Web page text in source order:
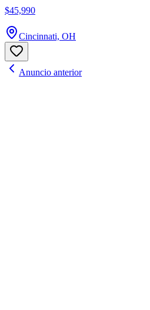
$45,990
Cincinnati, OH
Anuncio anterior